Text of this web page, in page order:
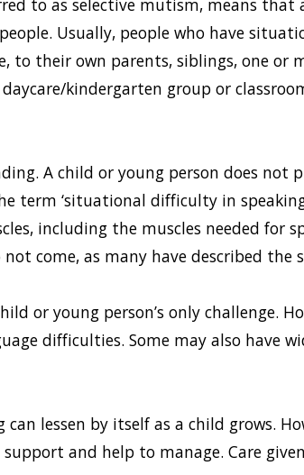
to as selective mutism, means that
Usually, people who have
to their own parents, siblings, one or
kindergarten group or
A child or young person does not
term ‘situational difficulty in
including the muscles needed for
come, as many have described the
or young person’s only challenge.
difficulties. Some may also have
lessen by itself as a child grows.
and help to manage. Care